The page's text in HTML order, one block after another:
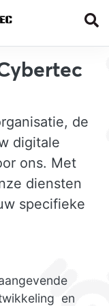
de
digitale
ons. Met
diensten
specifieke
en